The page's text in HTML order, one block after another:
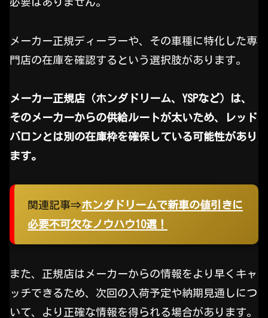
メーカー正規ディーラーや、その車種に特化した専
門店の在庫を確認するという選択肢があります。
メーカー正規店（ホンダドリーム、YSPなど）は、
そのメーカーからの供給ルートが太いため、レッド
バロンとは別の在庫枠を確保している可能性があり
ます。
関連記事⇒ホンダドリームで新車の値引きに
必要不可欠なノウハウ10選！
また、正規店はメーカーからの情報をより早くキャ
ッチできるため、次回の入荷予定や納期見通しにつ
いて、より正確な情報を得られる場合があります。